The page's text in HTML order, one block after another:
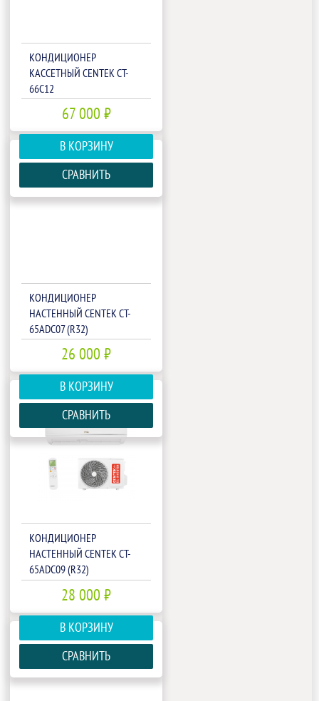
КОНДИЦИОНЕР
КАССЕТНЫЙ CENTEK CT-
66C12
67 000 ₽
В КОРЗИНУ
СРАВНИТЬ
КОНДИЦИОНЕР
НАСТЕННЫЙ CENTEK CT-
65ADC07 (R32)
26 000 ₽
В КОРЗИНУ
СРАВНИТЬ
КОНДИЦИОНЕР
НАСТЕННЫЙ CENTEK CT-
65ADC09 (R32)
28 000 ₽
В КОРЗИНУ
СРАВНИТЬ